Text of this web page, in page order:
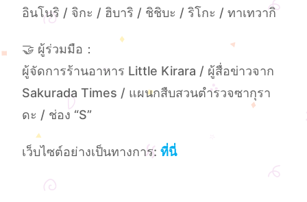
อินโนริ / จิกะ / ฮิบาริ / ชิชิบะ / ริโกะ / ทาเทวากิ
🤝 ผู้ร่วมมือ：
ผู้จัดการร้านอาหาร Little Kirara / ผู้สื่อข่าวจาก
Sakurada Times / แผนกสืบสวนตำรวจซากุรา
ดะ / ช่อง “S”
เว็บไซต์อย่างเป็นทางการ:ที่นี่